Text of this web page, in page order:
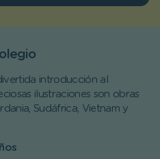
introducción al
ilustraciones son obras
Sudáfrica, Vietnam y